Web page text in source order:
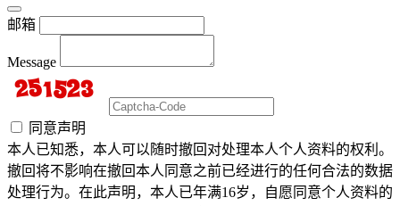
邮箱
Message
同意声明
本人已知悉，本人可以随时撤回对处理本人个人资料的权利。
撤回将不影响在撤回本人同意之前已经进行的任何合法的数据
处理行为。在此声明，本人已年满16岁，自愿同意个人资料的